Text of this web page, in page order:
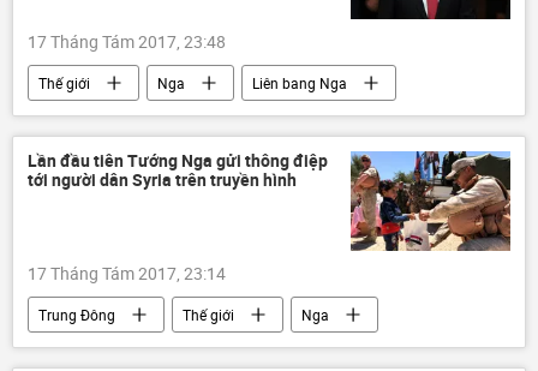
17 Tháng Tám 2017, 23:48
Thế giới Nga
Liên bang Nga
Vladimir Putin
Lần đầu tiên Tướng Nga gửi thông điệp
tới người dân Syria trên truyền hình
17 Tháng Tám 2017, 23:14
Trung Đông Thế giới
Nga
Syria
Liên bang Nga